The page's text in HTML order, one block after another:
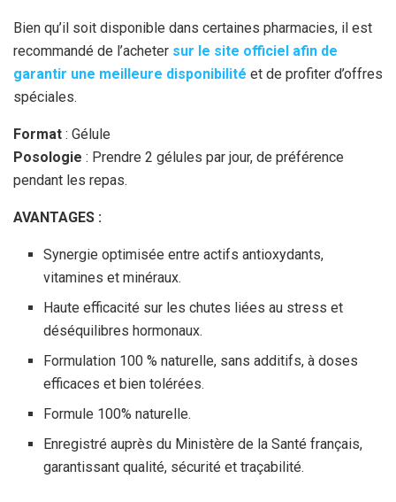
Bien qu’il soit disponible dans certaines pharmacies, il est
recommandé de l’acheter sur le site officiel afin de
garantir une meilleure disponibilité et de profiter d’offres
spéciales.
Format : Gélule
Posologie : Prendre 2 gélules par jour, de préférence
pendant les repas.
AVANTAGES :
Synergie optimisée entre actifs antioxydants,
vitamines et minéraux.
Haute efficacité sur les chutes liées au stress et
déséquilibres hormonaux.
Formulation 100 % naturelle, sans additifs, à doses
efficaces et bien tolérées.
Formule 100% naturelle.
Enregistré auprès du Ministère de la Santé français,
garantissant qualité, sécurité et traçabilité.